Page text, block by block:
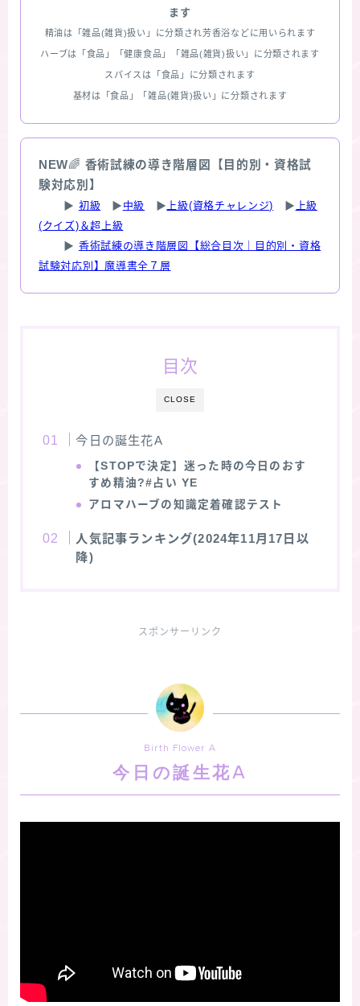
ます
精油は「雑品(雑貨)扱い」に分類され芳香浴などに用いられます
ハーブは「食品」「健康食品」「雑品(雑貨)扱い」に分類されます
スパイスは「食品」に分類されます
基材は「食品」「雑品(雑貨)扱い」に分類されます
NEW🌈 香術試練の導き階層図【目的別・資格試
験対応別】
▶ 初級 ▶ 中級 ▶ 上級(資格チャレンジ) ▶ 上級
(クイズ)＆超上級
▶ 香術試練の導き階層図【総合目次｜目的別・資格
試験対応別】魔導書全７層
CLOSE
目次
今日の誕生花A
【STOPで決定】迷った時の今日のおす
すめ精油?#占い YE
アロマハーブの知識定着確認テスト
人気記事ランキング(2024年11月17日以
降)
スポンサーリンク
Birth Flower A
今日の誕生花A